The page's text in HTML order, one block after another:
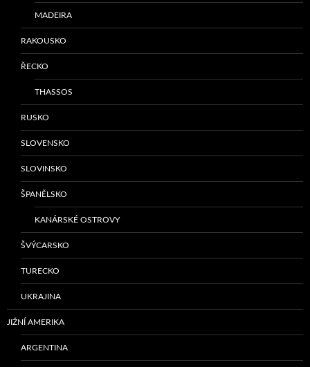
MADEIRA
RAKOUSKO
ŘECKO
THASSOS
RUSKO
SLOVENSKO
SLOVINSKO
ŠPANĚLSKO
KANÁRSKÉ OSTROVY
ŠVÝCARSKO
TURECKO
UKRAJINA
JIŽNÍ AMERIKA
ARGENTINA